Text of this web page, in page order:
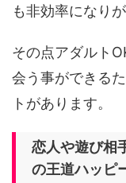
も非効率になりが
その点アダルト
会う事ができる
トがあります。
恋人や遊び相
の王道ハッピ